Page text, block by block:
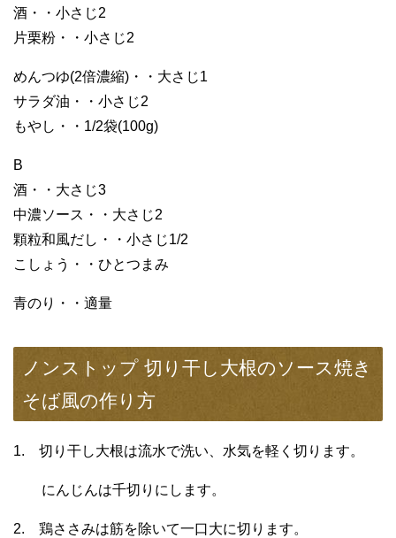
酒・・小さじ2
片栗粉・・小さじ2
めんつゆ(2倍濃縮)・・大さじ1
サラダ油・・小さじ2
もやし・・1/2袋(100g)
B
酒・・大さじ3
中濃ソース・・大さじ2
顆粒和風だし・・小さじ1/2
こしょう・・ひとつまみ
青のり・・適量
ノンストップ 切り干し大根のソース焼き
そば風の作り方
1. 切り干し大根は流水で洗い、水気を軽く切ります。
にんじんは千切りにします。
2. 鶏ささみは筋を除いて一口大に切ります。